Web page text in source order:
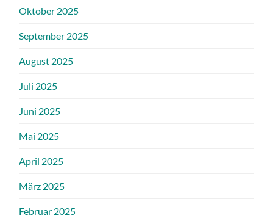
Oktober 2025
September 2025
August 2025
Juli 2025
Juni 2025
Mai 2025
April 2025
März 2025
Februar 2025